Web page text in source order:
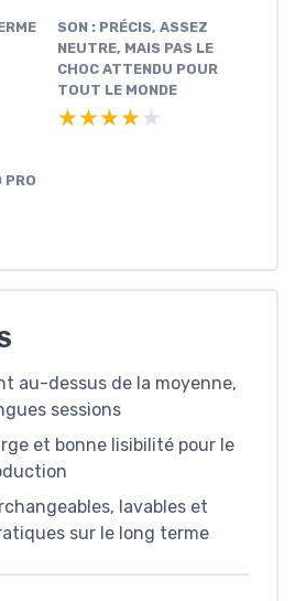
SON : PRÉCIS, ASSEZ
NEUTRE, MAIS PAS LE
CHOC ATTENDU POUR
TOUT LE MONDE
★★★★★
★★★★★
PRO
au-dessus de la moyenne,
sessions
et bonne lisibilité pour le
lavables et
sur le long terme